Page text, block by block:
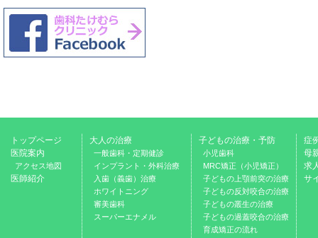
トップページ
医院案内
アクセス地図
医師紹介
大人の治療
一般歯科・定期健診
インプラント・外科治療
入歯（義歯）治療
ホワイトニング
審美歯科
スーパーエナメル
子どもの治療・予防
小児歯科
MRC矯正（小児矯正）
子どもの上顎前突の治療
子どもの反対咬合の治療
子どもの叢生の治療
子どもの過蓋咬合の治療
育成矯正の流れ
症
母
求
サ